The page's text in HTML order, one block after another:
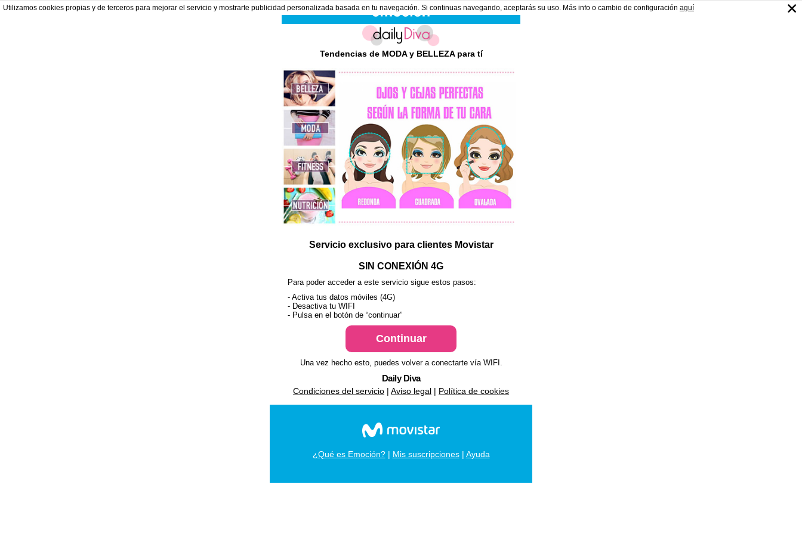
Utilizamos cookies propias y de terceros para mejorar el servicio y mostrarte publicidad personalizada basada en tu navegación. Si continuas navegando, aceptarás su uso. Más info o cambio de configuración aguí
Tendencias de MODA y BELLEZA para tí
Servicio exclusivo para clientes Movistar
SIN CONEXIÓN 4G
Para poder acceder a este servicio sigue estos pasos:
- Activa tus datos móviles (4G)
- Desactiva tu WIFI
- Pulsa en el botón de “continuar”
Una vez hecho esto, puedes volver a conectarte vía WIFI.
Daily Diva
Condiciones del servicio | Aviso legal | Política de cookies
¿Qué es Emoción?| Mis suscripciones| Ayuda